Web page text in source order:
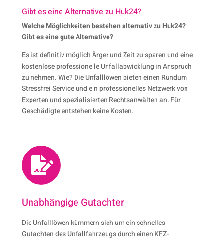
Gibt es eine Alternative zu Huk24?
Welche Möglichkeiten bestehen alternativ zu Huk24?
Gibt es eine gute Alternative?
Es ist definitiv möglich Ärger und Zeit zu sparen und eine
kostenlose professionelle Unfallabwicklung in Anspruch
zu nehmen. Wie? Die Unfalllöwen bieten einen Rundum
Stressfrei Service und ein professionelles Netzwerk von
Experten und spezialisierten Rechtsanwälten an. Für
Geschädigte entstehen keine Kosten.

Unabhängige Gutachter
Die Unfalllöwen kümmern sich um ein schnelles
Gutachten des Unfallfahrzeugs durch einen KFZ-